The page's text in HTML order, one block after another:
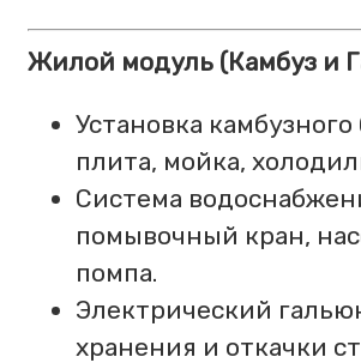
Жилой модуль (Камбуз и
Установка камбузного
плита, мойка,
Система
помывочный кран,
помпа.
Электрический
хранения и откачки